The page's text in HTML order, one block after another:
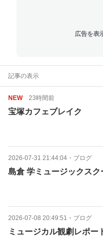
広告を表
記事の表示
NEW 23時間前
宝塚カフェブレイク
2026-07-31 21:44:04 ・ ブログ
島倉 学ミュージックス
2026-07-08 20:49:51 ・ ブログ
ミュージカル観劇レポー